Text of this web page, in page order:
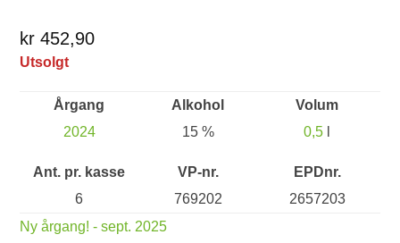
kr 452,90
Utsolgt
Årgang
2024
Alkohol
15 %
Volum
0,5
Ant. pr. kasse
6
VP-nr.
769202
EPDnr.
2657203
Ny årgang! - sept. 2025